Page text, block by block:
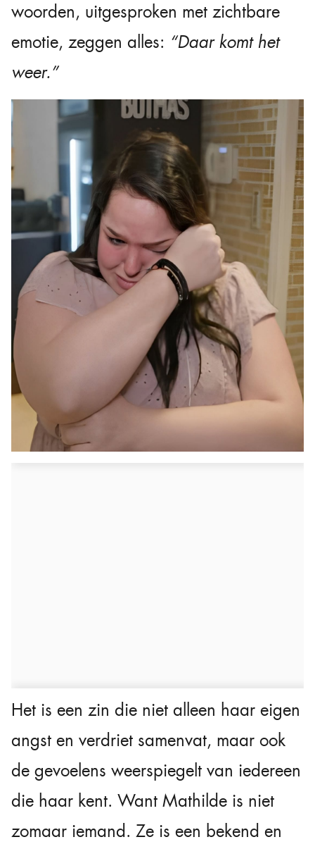
woorden, uitgesproken met zichtbare
emotie, zeggen alles: “Daar komt het
weer.”
Het is een zin die niet alleen haar eigen
angst en verdriet samenvat, maar ook
de gevoelens weerspiegelt van iedereen
die haar kent. Want Mathilde is niet
zomaar iemand. Ze is een bekend en